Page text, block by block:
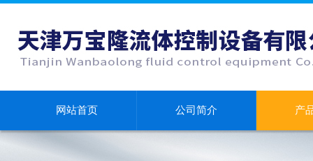
网站首页 公司简介 产